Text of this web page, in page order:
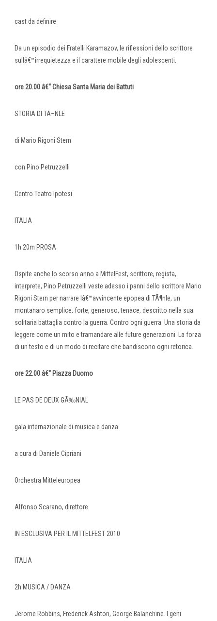
cast da definire
Da un episodio dei Fratelli Karamazov, le riflessioni dello scrittore
sullâ€™irrequietezza e il carattere mobile degli adolescenti.
ore 20.00 â€“ Chiesa Santa Maria dei Battuti
STORIA DI TÃ–NLE
di Mario Rigoni Stern
con Pino Petruzzelli
Centro Teatro Ipotesi
ITALIA
1h 20m PROSA
Ospite anche lo scorso anno a MittelFest, scrittore, regista,
interprete, Pino Petruzzelli veste adesso i panni dello scrittore Mario
Rigoni Stern per narrare lâ€™avvincente epopea di TÃ¶nle, un
montanaro semplice, forte, generoso, tenace, descritto nella sua
solitaria battaglia contro la guerra. Contro ogni guerra. Una storia da
leggere come un mito e tramandare alle future generazioni. La forza
di un testo e di un modo di recitare che bandiscono ogni retorica.
ore 22.00 â€“ Piazza Duomo
LE PAS DE DEUX GÃ‰NIAL
gala internazionale di musica e danza
a cura di Daniele Cipriani
Orchestra Mitteleuropea
Alfonso Scarano, direttore
IN ESCLUSIVA PER IL MITTELFEST 2010
ITALIA
2h MUSICA / DANZA
Jerome Robbins, Frederick Ashton, George Balanchine. I geni